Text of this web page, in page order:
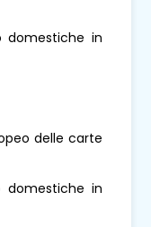
domestiche in
delle carte
domestiche in